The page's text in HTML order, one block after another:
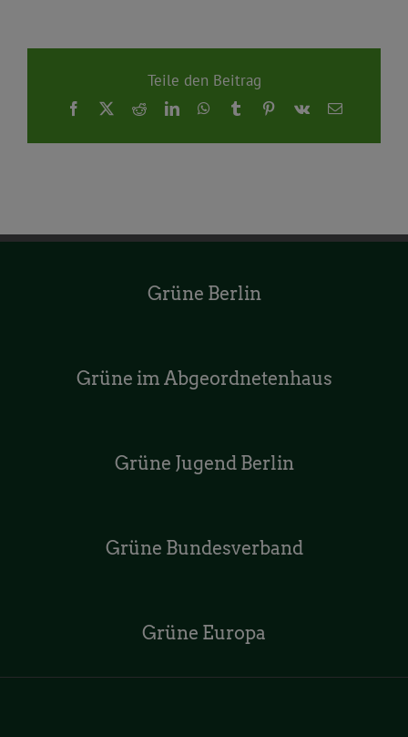
Teile den Beitrag
Facebook
X RedditLinkedInWhatsApp
TumblrPinterest
Vk
E-
Grüne Berlin
Grüne im Abgeordnetenhaus
Grüne Jugend Berlin
Grüne Bundesverband
Grüne Europa